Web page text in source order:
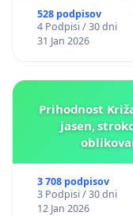
528 podpisov
4 Podpisi / 30 dni
31 Jan 2026
Prihodnost
jasen,
3 708 podpisov
3 Podpisi / 30 dni
12 Jan 2026